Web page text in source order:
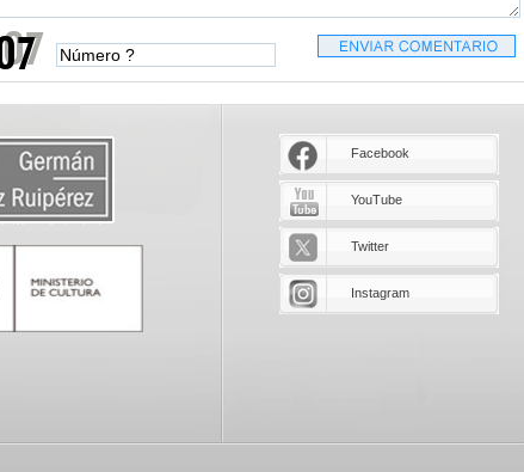
Facebook
YouTube
Twitter
Instagram